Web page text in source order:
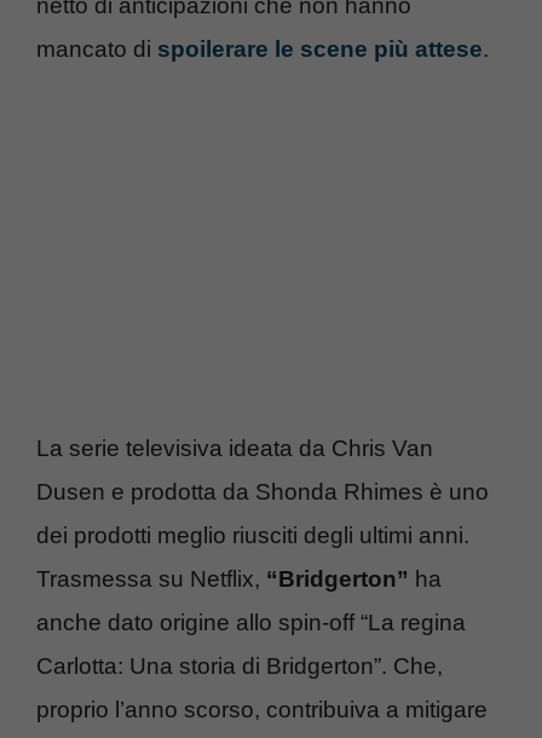
netto di anticipazioni che non hanno
mancato di spoilerare le scene più attese.
La serie televisiva ideata da Chris Van
Dusen e prodotta da Shonda Rhimes è uno
dei prodotti meglio riusciti degli ultimi anni.
Trasmessa su Netflix, “Bridgerton” ha
anche dato origine allo spin-off “La regina
Carlotta: Una storia di Bridgerton”. Che,
proprio l’anno scorso, contribuiva a mitigare